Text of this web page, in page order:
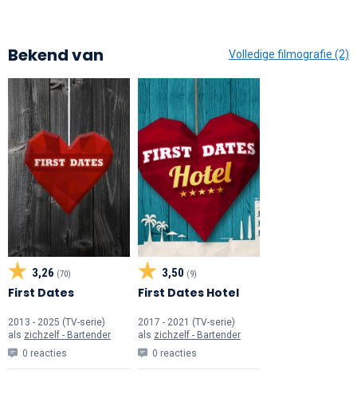
Bekend van Volledige filmografie (2)
3,26 (70)
First Dates
2013 - 2025 (TV-serie)
als zichzelf - Bartender
0 reacties
3,50 (9)
First Dates Hotel
2017 - 2021 (TV-serie)
als zichzelf - Bartender
0 reacties